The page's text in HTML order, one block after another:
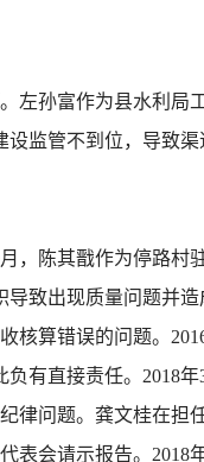
孙富作为县水利局
监管不到位，导致
，陈其戬作为停路
致出现质量问题并
算错误的问题。
有直接责任。2018年
问题。龚文桂在担
会请示报告。2018